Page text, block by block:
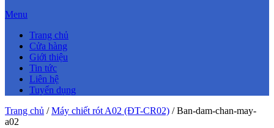
Menu
Trang chủ
Cửa hàng
Giới thiệu
Tin tức
Liên hệ
Tuyển dụng
Trang chủ /Máy chiết rót A02 (ĐT-CR02) /Ban-dam-chan-may-
a02